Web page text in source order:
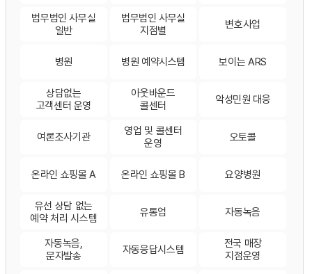
법무법인 사무실
일반
법무법인 사무실
지점별
변호사업
병원 병원 예약시스템 보이는 ARS
상담없는
고객센터 운영
아웃바운드
콜센터
악성민원 대응
여론조사기관
영업 및 콜센터
운영
오토콜
온라인 쇼핑몰 A 온라인 쇼핑몰 B 요양병원
유선 상담 없는
예약 처리 시스템
유통업 자동녹음
자동녹음,
문자발송
자동응답시스템
전국 매장
지점운영